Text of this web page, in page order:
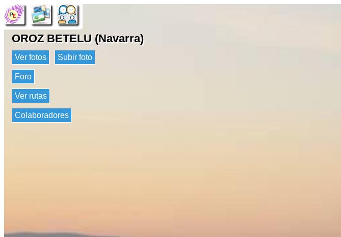
OROZ BETELU (Navarra)
Ver fotos Subir foto
Foro
Ver rutas
Colaboradores